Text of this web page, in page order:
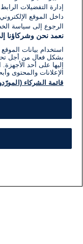
إدارة التفضيلات
داخل الموقع
الرجوع إلى سياسة
نعمد نحن وشركاؤنا
استخدام بيانات
بشكل فعال من أجل
إليها على أحد
الإعلانات والمحتوى
قائمة الشركاء